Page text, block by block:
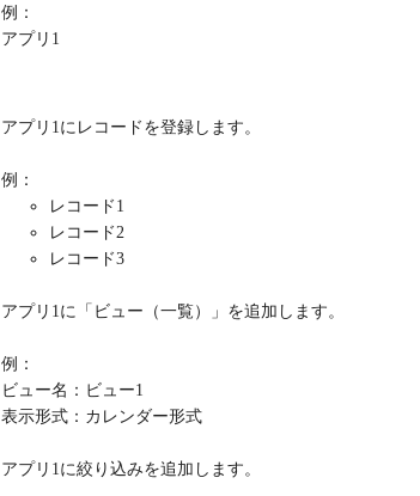
例：
アプリ1
アプリ1にレコードを登録します。
例：
レコード1
レコード2
レコード3
アプリ1に「ビュー（一覧）」を追加します。
例：
ビュー名：ビュー1
表示形式：カレンダー形式
アプリ1に絞り込みを追加します。